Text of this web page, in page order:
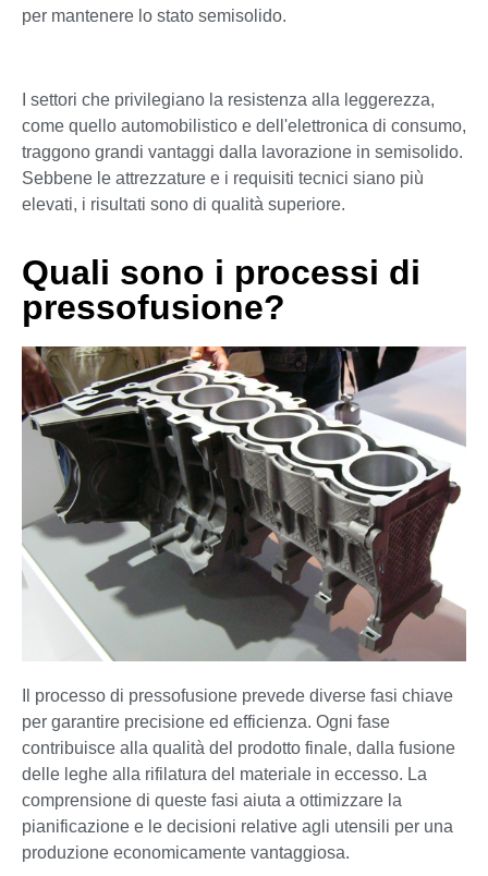
per mantenere lo stato semisolido.
I settori che privilegiano la resistenza alla leggerezza,
come quello automobilistico e dell'elettronica di consumo,
traggono grandi vantaggi dalla lavorazione in semisolido.
Sebbene le attrezzature e i requisiti tecnici siano più
elevati, i risultati sono di qualità superiore.
Quali sono i processi di
pressofusione?
Il processo di pressofusione prevede diverse fasi chiave
per garantire precisione ed efficienza. Ogni fase
contribuisce alla qualità del prodotto finale, dalla fusione
delle leghe alla rifilatura del materiale in eccesso. La
comprensione di queste fasi aiuta a ottimizzare la
pianificazione e le decisioni relative agli utensili per una
produzione economicamente vantaggiosa.